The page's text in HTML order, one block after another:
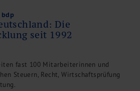
Die
seit 1992
fast 100 Mitarbeiterinnen und
Steuern, Recht, Wirtschaftsprüfung